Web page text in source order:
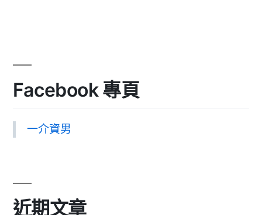
Facebook 專頁
一介資男
近期文章